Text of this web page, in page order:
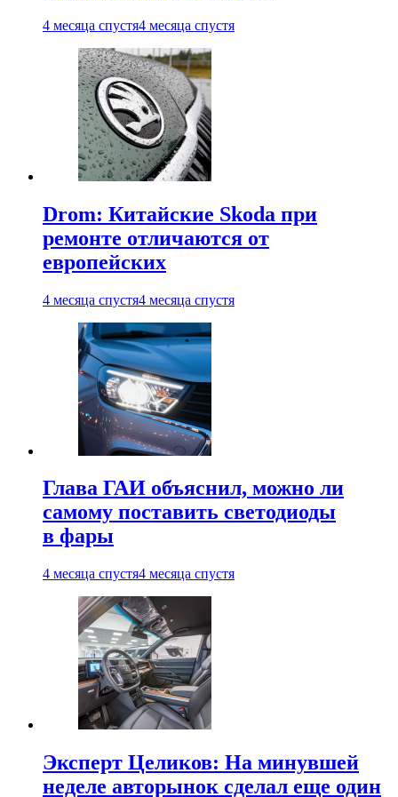
4 месяца спустя4 месяца спустя
Drom: Китайские Skoda при
ремонте отличаются от
европейских
4 месяца спустя4 месяца спустя
Глава ГАИ объяснил, можно ли
самому поставить светодиоды
в фары
4 месяца спустя4 месяца спустя
Эксперт Целиков: На минувшей
неделе авторынок сделал еще один